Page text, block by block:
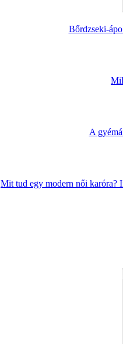
Bőrdzseki-
A
Mit tud egy modern női karóra?